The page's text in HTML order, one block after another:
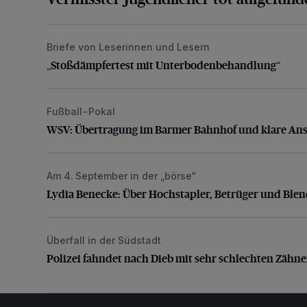
„Stoßdämpfertest mit Unterbodenbehandlung“
Briefe von Leserinnen und Lesern
„Stoßdämpfertest mit Unterbodenbehandlung“
WSV: Übertragung im Barmer Bahnhof und klare
Fußball-Pokal
WSV: Übertragung im Barmer Bahnhof und klare
Lydia Benecke: Über Hochstapler, Betrüger und
Am 4. September in der „börse“
Lydia Benecke: Über Hochstapler, Betrüger und
Polizei fahndet nach Dieb mit sehr schlechten Zähnen
Überfall in der Südstadt
Polizei fahndet nach Dieb mit sehr schlechten